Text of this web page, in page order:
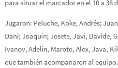
para situar el marcador en el 10 a 38
Jugaron: Peluche, Koke, Andrés;
Dani; Joaquín; Josete, Javi, Davide,
Ivanov, Adelin, Maroto, Alex, Java,
que también acompañaron al